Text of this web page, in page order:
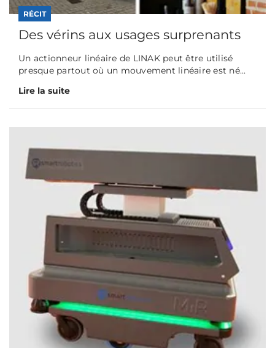
RÉCIT
Des vérins aux usages surprenants
Un actionneur linéaire de LINAK peut être utilisé
presque partout où un mouvement linéaire est né...
Lire la suite